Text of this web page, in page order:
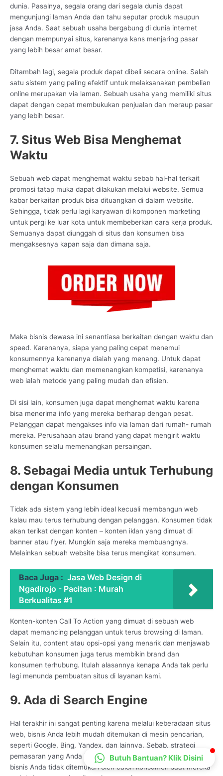
dunia. Pasalnya, segala orang dari segala dunia dapat
mengunjungi laman Anda dan tahu seputar produk maupun
jasa Anda. Saat sebuah usaha bergabung di dunia internet
dengan mempunyai situs, karenanya kans menjaring pasar
yang lebih besar amat besar.
Ditambah lagi, segala produk dapat dibeli secara online. Salah
satu sistem yang paling efektif untuk melaksanakan pembelian
online merupakan via laman. Sebuah usaha yang memiliki situs
dapat dengan cepat membukukan penjualan dan meraup pasar
yang lebih besar.
7. Situs Web Bisa Menghemat
Waktu
Sebuah web dapat menghemat waktu sebab hal-hal terkait
promosi tatap muka dapat dilakukan melalui website. Semua
kabar berkaitan produk bisa dituangkan di dalam website.
Sehingga, tidak perlu lagi karyawan di komponen marketing
untuk pergi ke luar kota untuk membeberkan cara kerja produk.
Semuanya dapat diunggah di situs dan konsumen bisa
mengaksesnya kapan saja dan dimana saja.
Maka bisnis dewasa ini senantiasa berkaitan dengan waktu dan
speed. Karenanya, siapa yang paling cepat menemui
konsumennya karenanya dialah yang menang. Untuk dapat
menghemat waktu dan memenangkan kompetisi, karenanya
web ialah metode yang paling mudah dan efisien.
Di sisi lain, konsumen juga dapat menghemat waktu karena
bisa menerima info yang mereka berharap dengan pesat.
Pelanggan dapat mengakses info via laman dari rumah- rumah
mereka. Perusahaan atau brand yang dapat mengirit waktu
konsumen selalu memenangkan persaingan.
8. Sebagai Media untuk Terhubung
dengan Konsumen
Tidak ada sistem yang lebih ideal kecuali membangun web
kalau mau terus terhubung dengan pelanggan. Konsumen tidak
akan terikat dengan konten – konten iklan yang dimuat di
banner atau flyer. Mungkin saja mereka membuangnya.
Melainkan sebuah website bisa terus mengikat konsumen.
Baca Juga : Jasa Web Design di
Ngadirojo - Pacitan : Murah
Berkualitas #1
Konten-konten Call To Action yang dimuat di sebuah web
dapat memancing pelanggan untuk terus browsing di laman.
Selain itu, content atau opsi-opsi yang menarik dan menjawab
kebutuhan konsumen juga terus membikin brand dan
konsumen terhubung. Itulah alasannya kenapa Anda tak perlu
lagi menunda pembuatan situs di layanan kami.
9. Ada di Search Engine
Hal terakhir ini sangat penting karena melalui keberadaan situs
web, bisnis Anda lebih mudah ditemukan di mesin pencarian,
seperti Google, Bing, Yandex, dan lainnya. Sebab, strategi
pemasaran yang Anda jalankan tidak akan berarti apa-apa jika
bisnis Anda tidak ditemukan oleh calon konsumen saat mereka
Online
Butuh Bantuan? Klik Disini